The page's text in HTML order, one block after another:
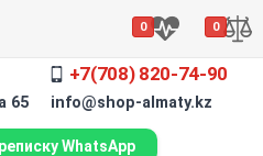
0 0
+7(708) 820-74-90
65 info@shop-almaty.kz
WhatsApp